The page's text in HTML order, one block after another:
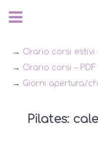
→ Orario corsi estivi
→ Orario corsi – PDF
→ Giorni apertura/
Pilates: